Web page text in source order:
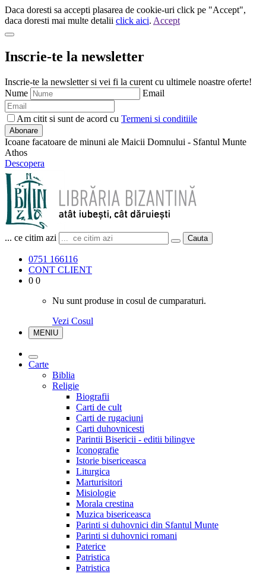
Daca doresti sa accepti plasarea de cookie-uri click pe "Accept",
daca doresti mai multe detalii click aici. Accept
Inscrie-te la newsletter
Inscrie-te la newsletter si vei fi la curent cu ultimele noastre oferte!
Nume
Email
Am citit si sunt de acord cu Termeni si conditiile
Abonare
Icoane facatoare de minuni ale Maicii Domnului - Sfantul Munte
Athos
Descopera
... ce citim azi Cauta
0751 166116
CONT CLIENT
0 0
Nu sunt produse in cosul de cumparaturi.
Vezi Cosul
MENIU
Carte
Biblia
Religie
Biografii
Carti de cult
Carti de rugaciuni
Carti duhovnicesti
Parintii Bisericii - editii bilingve
Iconografie
Istorie bisericeasca
Liturgica
Marturisitori
Misiologie
Morala crestina
Muzica bisericeasca
Parinti si duhovnici din Sfantul Munte
Parinti si duhovnici romani
Paterice
Patristica
Patristica